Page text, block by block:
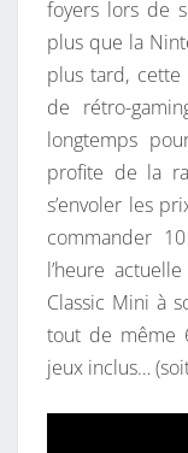
foyers lors de
plus que la
plus tard, cette
de rétro-
longtemps
profite de la
s’envoler les
commander
l’heure
Classic Mini à
tout de même
jeux inclus…